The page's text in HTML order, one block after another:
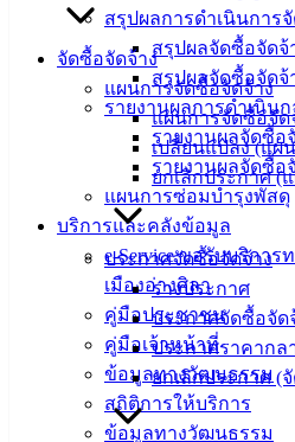
สรุปผลการดำเนินการ
สรุปผลจัดซื้อจัดจ้
สรุปผลจัดซื้อจัดจ้
รายงานผลการดำเนิน
รายงานผลจัดซื้อ
รายงานผลจัดซื้อ
แผนการซ่อมบำรุงพัสดุ
บริการและคลังข้อมูล
e-Service ขอรับบริกา
เมืองอ่างศิลา
คู่มือประชาชน
คู่มือเจ้าหน้าที่
ข้อมูลทางวัฒนธรรม
สถิติการให้บริการ
ข้อมูลทางวัฒนธรรม
จัดซื้อจัดจ้าง
แผนการจัดซื้อจัดจ้าง
แผนการจัดซื้อจัด
เปลี่ยนแปลง (แผ
ยกเลิกประกาศ (
ประกาศจัดซื้อจัดจ้าง
ร่างประกาศ
ประกาศจัดซื้อจัด
ประกาศราคากล
ยกเลิกประกาศ (